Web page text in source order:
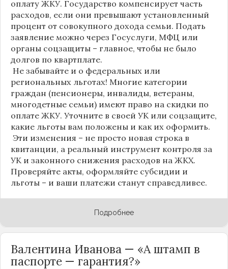
оплату ЖКУ. Государство компенсирует часть
расходов, если они превышают установленный
процент от совокупного дохода семьи. Подать
заявление можно через Госуслуги, МФЦ или
органы соцзащиты – главное, чтобы не было
долгов по квартплате.
Не забывайте и о федеральных или
региональных льготах! Многие категории
граждан (пенсионеры, инвалиды, ветераны,
многодетные семьи) имеют право на скидки по
оплате ЖКУ. Уточните в своей УК или соцзащите,
какие льготы вам положены и как их оформить.
Эти изменения – не просто новая строка в
квитанции, а реальный инструмент контроля за
УК и законного снижения расходов на ЖКХ.
Проверяйте акты, оформляйте субсидии и
льготы – и ваши платежи станут справедливее.
Подробнее
Валентина Иванова — «А штамп в
паспорте — гарантия?»